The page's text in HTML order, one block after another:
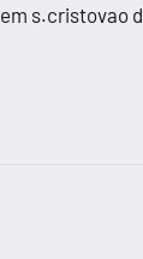
s.cristovao